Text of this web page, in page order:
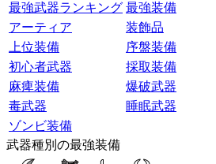
最強武器ランキング 最強装備
アーティア
装飾品
上位装備
序盤装備
初心者武器
採取装備
麻痺装備
爆破武器
毒武器
睡眠武器
ゾンビ装備
武器種別の最強装備